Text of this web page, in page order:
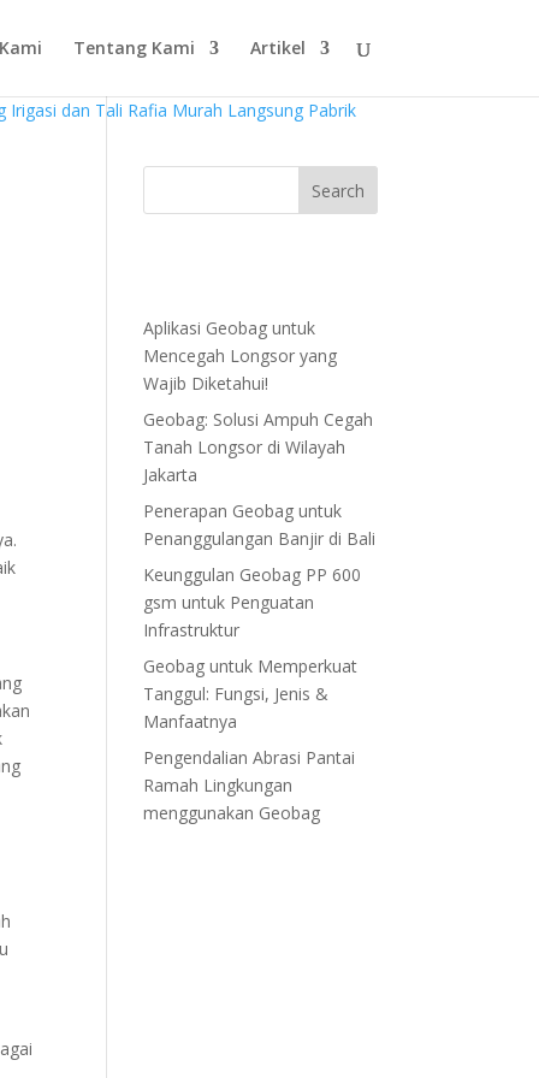
Tentang Kami Artikel
Aplikasi Geobag untuk
Mencegah Longsor yang
Wajib Diketahui!
Geobag: Solusi Ampuh Cegah
Tanah Longsor di Wilayah
Jakarta
Penerapan Geobag untuk
Penanggulangan Banjir di Bali
Keunggulan Geobag PP 600
gsm untuk Penguatan
Infrastruktur
Geobag untuk Memperkuat
Tanggul: Fungsi, Jenis &
Manfaatnya
Pengendalian Abrasi Pantai
Ramah Lingkungan
menggunakan Geobag